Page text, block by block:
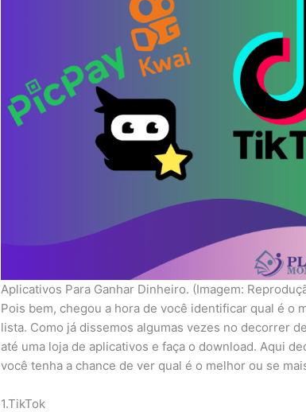
Aplicativos Para Ganhar Dinheiro. (Imagem:
Pois bem, chegou a hora de você identificar qual é o
lista. Como já dissemos algumas vezes no decorrer
até uma loja de aplicativos e faça o download. Aqui
você tenha a chance de ver qual é o melhor ou se
1.TikTok